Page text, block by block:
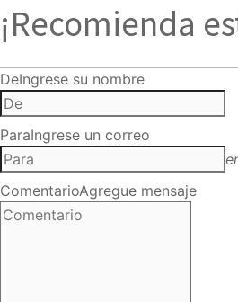
¡Recomienda
DeIngrese su nombre
ParaIngrese un correo
ComentarioAgregue mensaje